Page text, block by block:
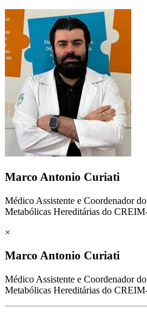
Marco Antonio Curiati
Médico Assistente e Coordenador
Metabólicas Hereditárias do
×
Marco Antonio Curiati
Médico Assistente e Coordenador
Metabólicas Hereditárias do